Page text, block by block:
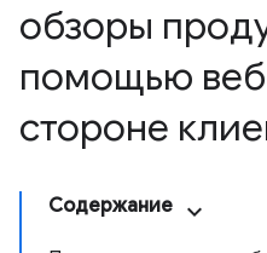
обзоры
помощью
стороне
Содержание